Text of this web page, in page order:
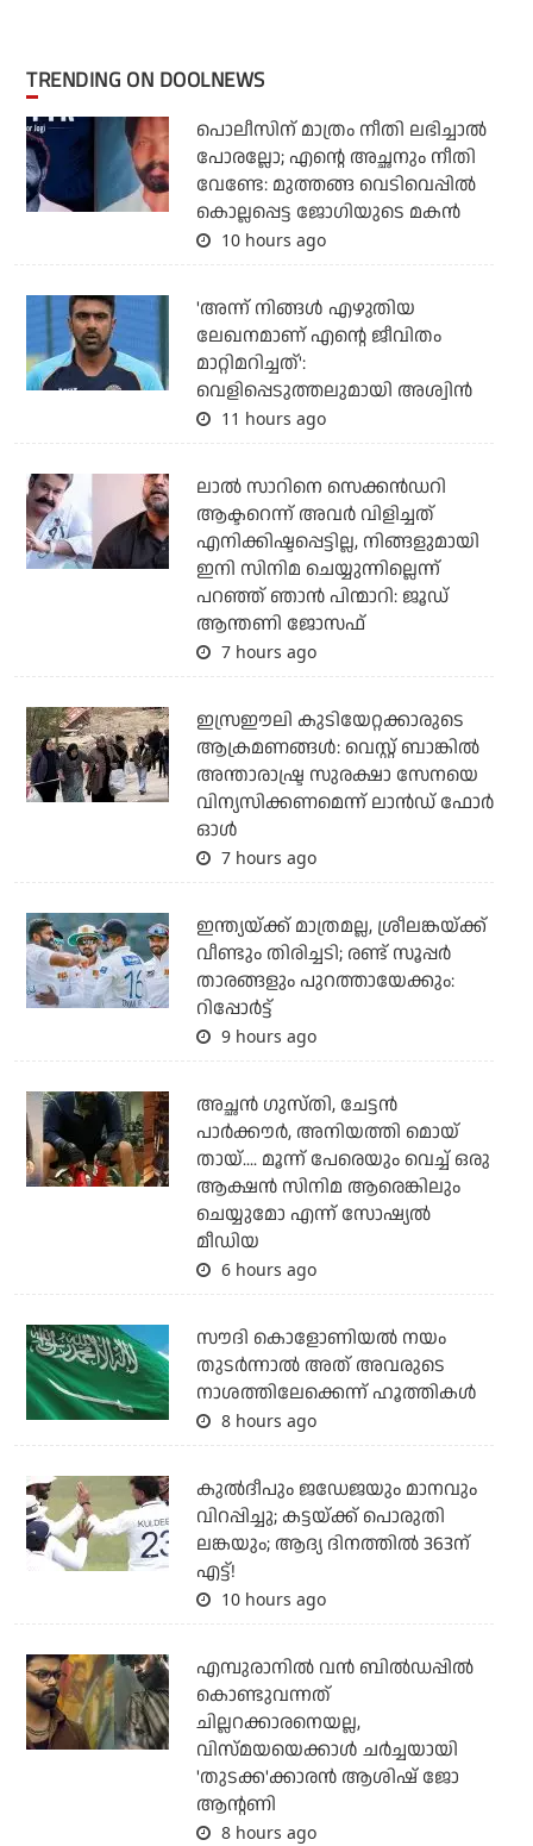
TRENDING ON DOOLNEWS
പൊലീസിന് മാത്രം നീതി ലഭിച്ചാല്‍
പോരല്ലോ; എന്റെ അച്ഛനും നീതി
വേണ്ടേ: മുത്തങ്ങ വെടിവെപ്പില്‍
കൊല്ലപ്പെട്ട ജോഗിയുടെ മകന്‍
10 hours ago
'അന്ന് നിങ്ങള്‍ എഴുതിയ
ലേഖനമാണ് എന്റെ ജീവിതം
മാറ്റിമറിച്ചത്':
വെളിപ്പെടുത്തലുമായി അശ്വിന്‍
11 hours ago
ലാല്‍ സാറിനെ സെക്കന്‍ഡറി
ആക്ടറെന്ന് അവര്‍ വിളിച്ചത്
എനിക്കിഷ്ടപ്പെട്ടില്ല, നിങ്ങളുമായി
ഇനി സിനിമ ചെയ്യുന്നില്ലെന്ന്
പറഞ്ഞ് ഞാന്‍ പിന്മാറി: ജൂഡ്
ആന്തണി ജോസഫ്
7 hours ago
ഇസ്രഈലി കുടിയേറ്റക്കാരുടെ
ആക്രമണങ്ങള്‍: വെസ്റ്റ് ബാങ്കില്‍
അന്താരാഷ്ട്ര സുരക്ഷാ സേനയെ
വിന്യസിക്കണമെന്ന് ലാന്‍ഡ് ഫോര്‍
ഓള്‍
7 hours ago
ഇന്ത്യയ്ക്ക് മാത്രമല്ല, ശ്രീലങ്കയ്ക്ക്
വീണ്ടും തിരിച്ചടി; രണ്ട് സൂപ്പര്‍
താരങ്ങളും പുറത്തായേക്കും:
റിപ്പോര്‍ട്ട്
9 hours ago
അച്ഛന്‍ ഗുസ്തി, ചേട്ടന്‍
പാര്‍ക്കൗര്‍, അനിയത്തി മൊയ്
തായ്.... മൂന്ന് പേരെയും വെച്ച് ഒരു
ആക്ഷന്‍ സിനിമ ആരെങ്കിലും
ചെയ്യുമോ എന്ന് സോഷ്യല്‍
മീഡിയ
6 hours ago
സൗദി കൊളോണിയല്‍ നയം
തുടര്‍ന്നാല്‍ അത് അവരുടെ
നാശത്തിലേക്കെന്ന് ഹൂത്തികള്‍
8 hours ago
കുല്‍ദീപും ജഡേജയും മാനവും
വിറപ്പിച്ചു; കട്ടയ്ക്ക് പൊരുതി
ലങ്കയും; ആദ്യ ദിനത്തില്‍ 363ന്
എട്ട്!
10 hours ago
എമ്പുരാനില്‍ വന്‍ ബില്‍ഡപ്പില്‍
കൊണ്ടുവന്നത്
ചില്ലറക്കാരനെയല്ല,
വിസ്മയയെക്കാള്‍ ചര്‍ച്ചയായി
'തുടക്ക'ക്കാരന്‍ ആശിഷ് ജോ
ആന്റണി
8 hours ago